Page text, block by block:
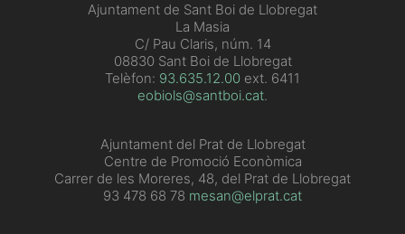
Ajuntament de Sant Boi de Llobregat
La Masia
C/ Pau Claris, núm. 14
08830 Sant Boi de Llobregat
Telèfon: 93.635.12.00 ext. 6411
eobiols@santboi.cat.
Ajuntament del Prat de Llobregat
Centre de Promoció Econòmica
Carrer de les Moreres, 48, del Prat de Llobregat
93 478 68 78 mesan@elprat.cat